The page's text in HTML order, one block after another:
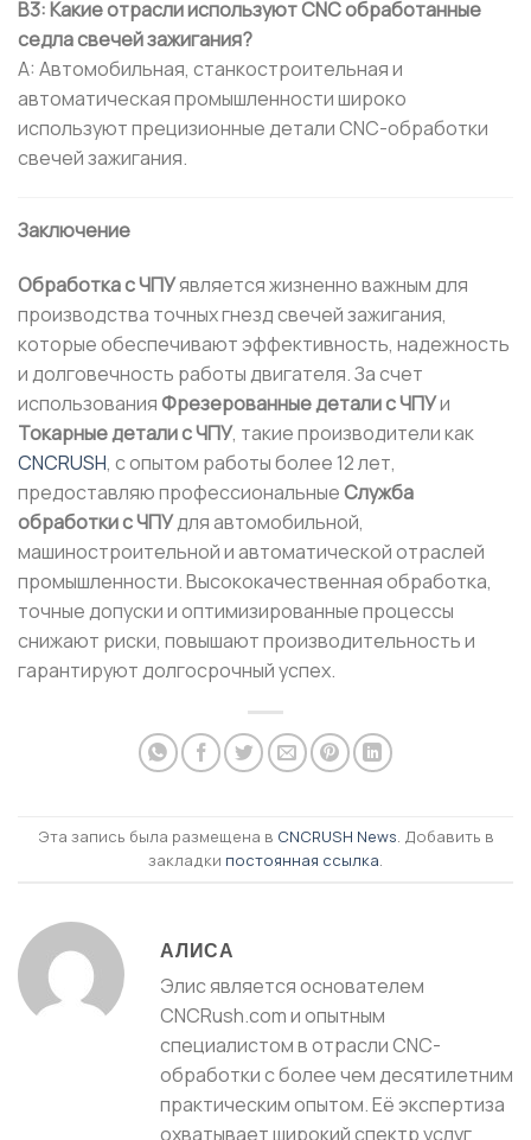
В3: Какие отрасли используют CNC обработанные
седла свечей зажигания?
A: Автомобильная, станкостроительная и
автоматическая промышленности широко
используют прецизионные детали CNC-обработки
свечей зажигания.
Заключение
Обработка с ЧПУявляется жизненно важным для
производства точных гнезд свечей зажигания,
которые обеспечивают эффективность, надежность
и долговечность работы двигателя. За счет
использованияФрезерованные детали с ЧПУи
Токарные детали с ЧПУ, такие производители как
CNCRUSH, с опытом работы более 12 лет,
предоставляю профессиональныеСлужба
обработки с ЧПУдля автомобильной,
машиностроительной и автоматической отраслей
промышленности. Высококачественная обработка,
точные допуски и оптимизированные процессы
снижают риски, повышают производительность и
гарантируют долгосрочный успех.
Эта запись была размещена в CNCRUSH News. Добавить в
закладки постоянная ссылка.
АЛИСА
Элис является основателем
CNCRush.com и опытным
специалистом в отрасли CNC-
обработки с более чем десятилетним
практическим опытом. Её экспертиза
охватывает широкий спектр услуг